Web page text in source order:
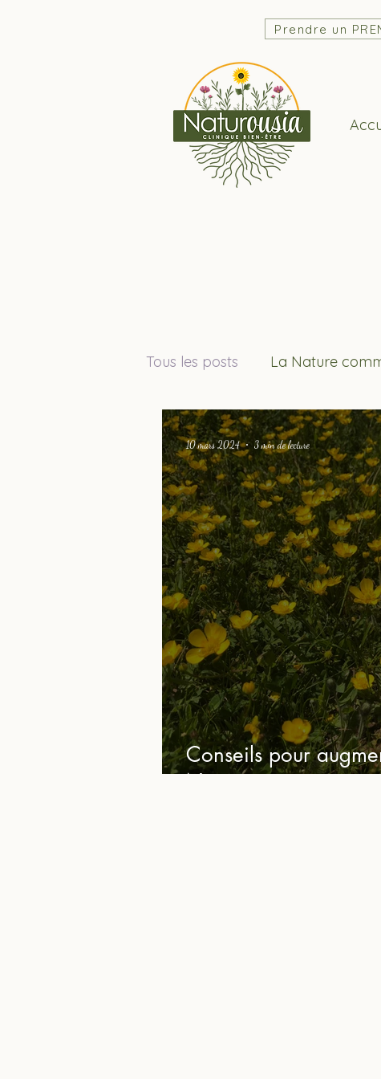
Prendre un
Tous les posts La Nature
Conseils pour
Nature
10 mars 2024 3 min de lecture